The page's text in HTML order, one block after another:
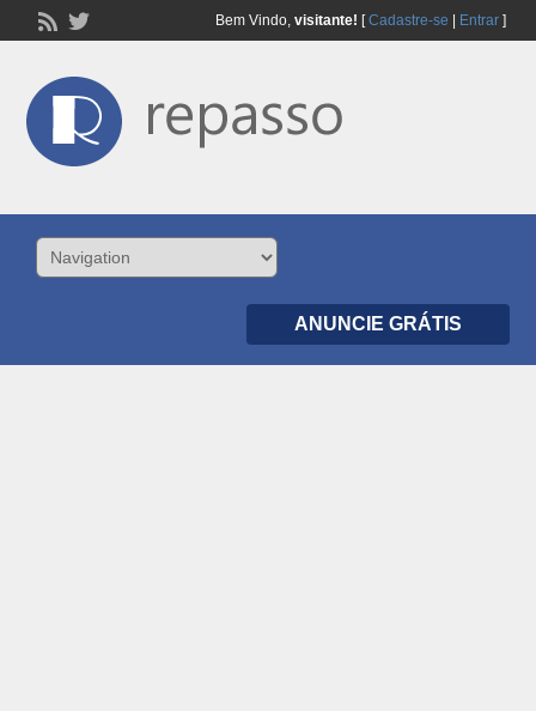
Bem Vindo, visitante! [Cadastre-se Entrar]
ANUNCIE GRÁTIS